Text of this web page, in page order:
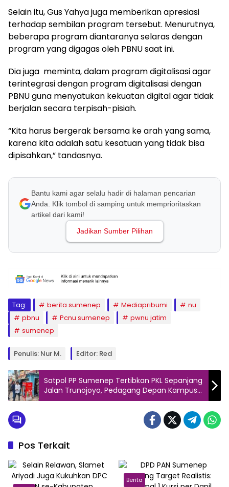
Selain itu, Gus Yahya juga memberikan apresiasi
terhadap sembilan program tersebut. Menurutnya,
beberapa program diantaranya selaras dengan
program yang digagas oleh PBNU saat ini.
Dia juga meminta, dalam program digitalisasi agar
terintegrasi dengan program digitalisasi dengan
PBNU guna menyatukan kekuatan digital agar tidak
berjalan secara terpisah-pisiah.
“Kita harus bergerak bersama ke arah yang sama,
karena kita adalah satu kesatuan yang tidak bisa
dipisahkan,” tandasnya.
Bantu kami agar selalu hadir di halaman pencarian
Anda. Klik tombol di samping untuk memprioritaskan
artikel dari kami!
Jadikan Sumber Pilihan
Tag: berita sumenep Mediapribumi
nu
pbnu
Pcnu sumenep
pwnu jatim
sumenep
Penulis: Nur M. Editor: Red
Satpol PP Sumenep Tertibkan PKL Sepanjang
Jalan Trunojoyo, Pedagang Depan Kampus
UPI Sumenep Diberi Teguran Lisan
Pos Terkait
Berita